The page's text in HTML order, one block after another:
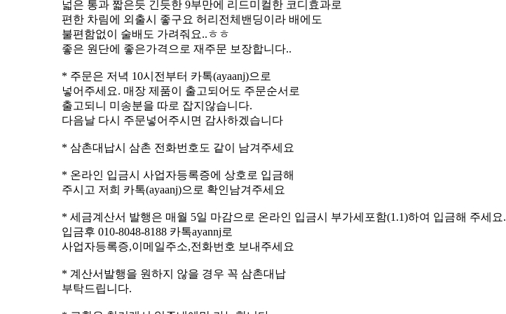
넓은 통과 짧은듯 긴듯한 9부만에 리드미컬한 코디효과로
편한 차림에 외출시 좋구요 허리전체밴딩이라 배에도
불편함없이 술배도 가려줘요..ㅎㅎ
좋은 원단에 좋은가격으로 재주문 보장합니다..
* 주문은 저녁 10시전부터 카톡(ayaanj)으로
넣어주세요. 매장 제품이 출고되어도 주문순서로
출고되니 미송분을 따로 잡지않습니다.
다음날 다시 주문넣어주시면 감사하겠습니다
* 삼촌대납시 삼촌 전화번호도 같이 남겨주세요
* 온라인 입금시 사업자등록증에 상호로 입금해
주시고 저희 카톡(ayaanj)으로 확인남겨주세요
* 세금계산서 발행은 매월 5일 마감으로 온라인 입금시 부가세포함(1.1)하여 입금해 주세요.
입금후 010-8048-8188 카톡ayannj로
사업자등록증,이메일주소,전화번호 보내주세요
* 계산서발행을 원하지 않을 경우 꼭 삼촌대납
부탁드립니다.